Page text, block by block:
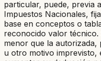
particular, puede, previa
Impuestos Nacionales,
base en conceptos o
reconocido valor técnico.
menor que la
u otro motivo imprevisto,